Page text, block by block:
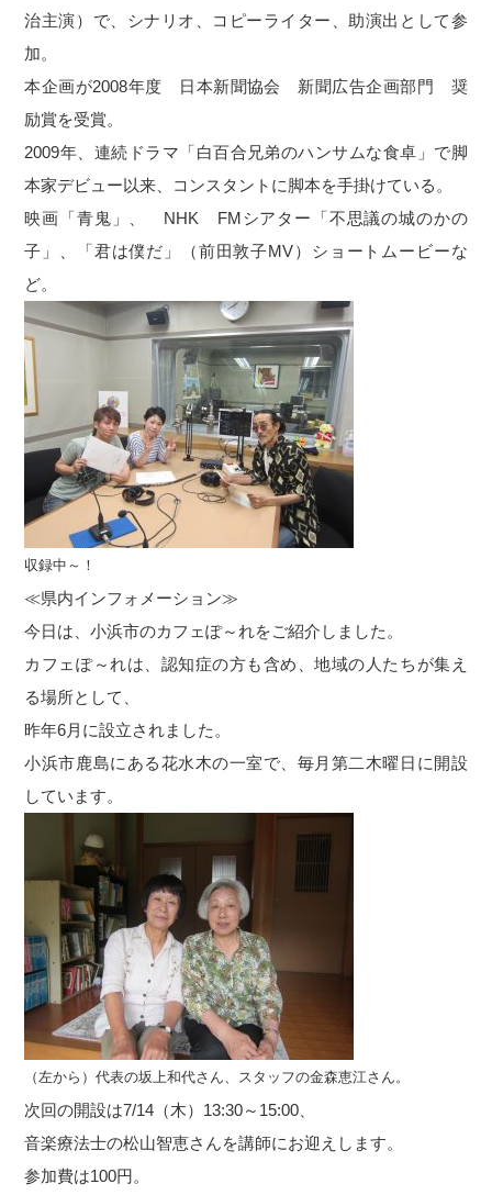
治主演）で、シナリオ、コピーライター、助演出として参
加。
本企画が2008年度 日本新聞協会 新聞広告企画部門 奨
励賞を受賞。
2009年、連続ドラマ「白百合兄弟のハンサムな食卓」で脚
本家デビュー以来、コンスタントに脚本を手掛けている。
映画「青鬼」、 NHK FMシアター「不思議の城のかの
子」、「君は僕だ」（前田敦子MV）ショートムービーな
ど。
収録中～！
≪県内インフォメーション≫
今日は、小浜市のカフェぽ～れをご紹介しました。
カフェぽ～れは、認知症の方も含め、地域の人たちが集え
る場所として、
昨年6月に設立されました。
小浜市鹿島にある花水木の一室で、毎月第二木曜日に開設
しています。
（左から）代表の坂上和代さん、スタッフの金森恵江さん。
次回の開設は7/14（木）13:30～15:00、
音楽療法士の松山智恵さんを講師にお迎えします。
参加費は100円。